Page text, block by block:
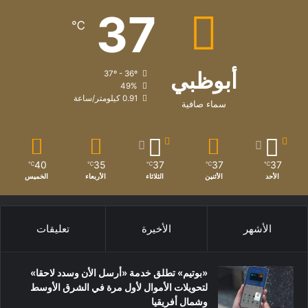
التضخم، وغيرها من عوامل ومدخلات تتحكم بسعر السلعة.
سعر نهائي
واعتبر آل صالح، أن المنافسة السوقية الحرة بين منافذ البيع والعرض
والطلب، هي التي تتحكم إلى حد ما بالأسعار النهائية للسلع وإن كانت
أبوظبي
سماء صافية
37
℃
37º - 36º
49%
0.91 كيلومتر/ساعة
37
℃
الأحد
37
℃
الأثنين
37
℃
الثلاثاء
35
℃
الأربعاء
40
℃
الخميس
الأشهر الأخيرة تعليقات
«بوتيم» تطلق خدمة «أرسل الأن وسدد لاحقا»
لتحويلات الأموال لأول مرة في الشرق الأوسط
وشمال أفريقيا